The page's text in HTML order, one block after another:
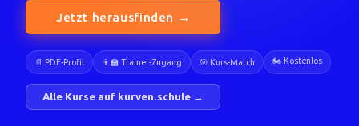
Jetzt herausfinden →
📄 PDF-Profil 👨‍🏫 Trainer-Zugang 🎯 Kurs-Match 🏍️ Kostenlos
Alle Kurse auf kurven.schule →